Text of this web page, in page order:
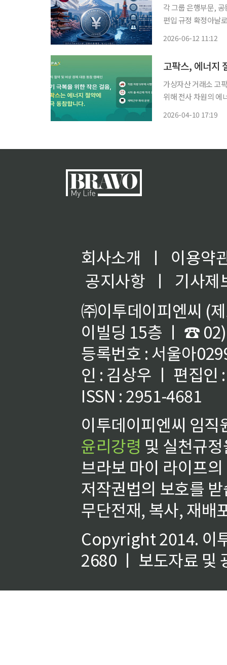
각 그룹 은행부문,
편입 규정 확정아날로그→디지털
2026-06-12 11:12
고팍스, 에너지
가상자산 거래소 고
위해 전사 차원의 에너지 절
2026-04-10 17:19
회사소개 ㅣ
이용약
공지사항
ㅣ
기사제
㈜이투데이피엔씨 (
이빌딩 15층 ㅣ ☎
등록번호 : 서울아
인 : 김상우 ㅣ 편집인
ISSN : 2951-4681
이투데이피엔씨 임
윤리강령 및 실천규
브라보 마이 라이프
저작권법의 보호를
무단전재, 복사, 재배
Copyright 2014. 이
2680 ㅣ 보도자료